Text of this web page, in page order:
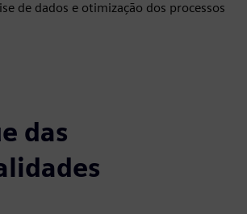
de dados e otimização dos processos
das